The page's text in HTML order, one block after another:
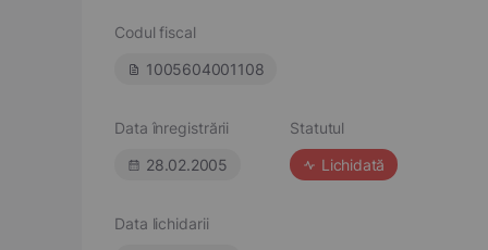
Codul fiscal
1005604001108
Data înregistrării
28.02.2005
Statutul
Lichidată
Data lichidarii